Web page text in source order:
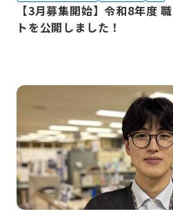
【3月募集開始】令和8年度
トを公開しました！